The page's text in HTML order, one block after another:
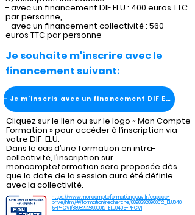
- avec un financement DIF ELU : 400 euros TTC
par personne,
- avec un financement collectivité : 560
euros TTC par personne
Je souhaite m'inscrire avec le
financement suivant:
- Je m'inscris avec un financement DIF ELU
Cliquez sur le lien ou sur le logo « Mon Compte
Formation » pour accéder à l’inscription via
votre DIF-ELU.
Dans le cas d’une formation en intra-
collectivité, l’inscription sur
moncompteformation sera proposée dès
que la date de la session aura été définie
avec la collectivité.
https://www.moncompteformation.gouv.fr/espace-
prive/html/#/formation/recherche/88982928900012_ELU040
5-PI-CV1/88982928900012_ELU0405-PI-CV1